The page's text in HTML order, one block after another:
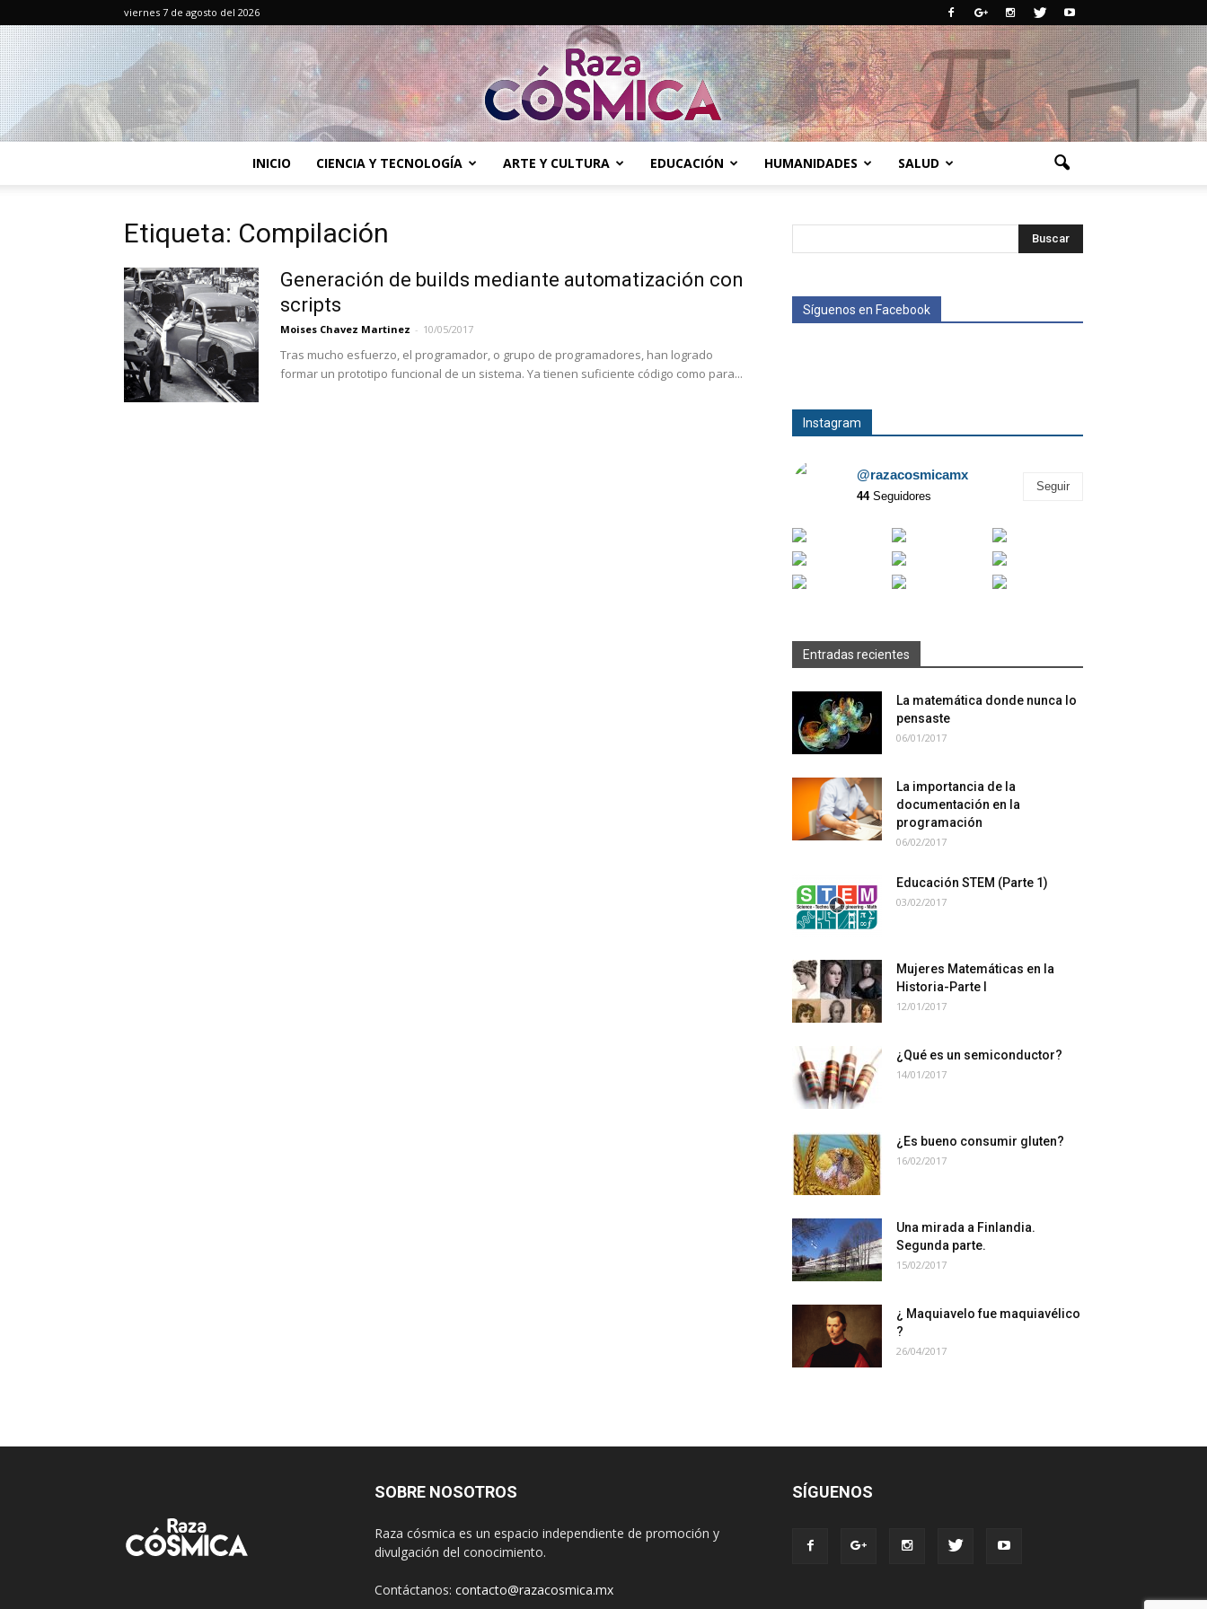
viernes 7 de agosto del 2026
INICIO CIENCIA Y TECNOLOGÍA ARTE Y CULTURA EDUCACIÓN HUMANIDADES SALUD
Etiqueta: Compilación
Generación de builds mediante automatización con
scripts
Moises Chavez Martinez - 10/05/2017
Tras mucho esfuerzo, el programador, o grupo de programadores, han logrado
formar un prototipo funcional de un sistema. Ya tienen suficiente código como para...
Síguenos en Facebook
Instagram
@razacosmicamx
44Seguidores
Seguir
Entradas recientes
La matemática donde nunca lo
pensaste
06/01/2017
La importancia de la
documentación en la
programación
06/02/2017
Educación STEM (Parte 1)
03/02/2017
Mujeres Matemáticas en la
Historia-Parte I
12/01/2017
¿Qué es un semiconductor?
14/01/2017
¿Es bueno consumir gluten?
16/02/2017
Una mirada a Finlandia.
Segunda parte.
15/02/2017
¿ Maquiavelo fue maquiavélico
?
26/04/2017
SOBRE NOSOTROS
Raza cósmica es un espacio independiente de promoción y
divulgación del conocimiento.
Contáctanos: contacto@razacosmica.mx
SÍGUENOS